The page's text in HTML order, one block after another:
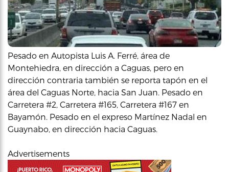
Pesado en Autopista Luis A. Ferré, área de
Montehiedra, en dirección a Caguas, pero en
dirección contraria también se reporta tapón en el
área del Caguas Norte, hacia San Juan. Pesado en
Carretera #2, Carretera #165, Carretera #167 en
Bayamón. Pesado en el expreso Martínez Nadal en
Guaynabo, en dirección hacia Caguas.
Advertisements